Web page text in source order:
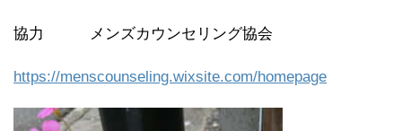
協力 メンズカウンセリング協会
https://menscounseling.wixsite.com/homepage